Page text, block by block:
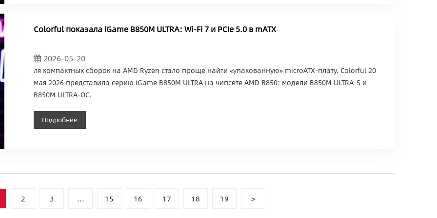
Colorful показала iGame B850M ULTRA: Wi‑Fi 7 и PCIe 5.0 в mATX
2026-05-20
ля компактных сборок на AMD Ryzen стало проще найти «упакованную» microATX-плату. Colorful 20
мая 2026 представила серию iGame B850M ULTRA на чипсете AMD B850: модели B850M ULTRA-S и
B850M ULTRA-OC.
Подробнее
2 3 ... 15 16 17 18 19 >